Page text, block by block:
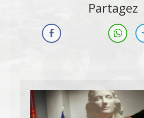
Partagez